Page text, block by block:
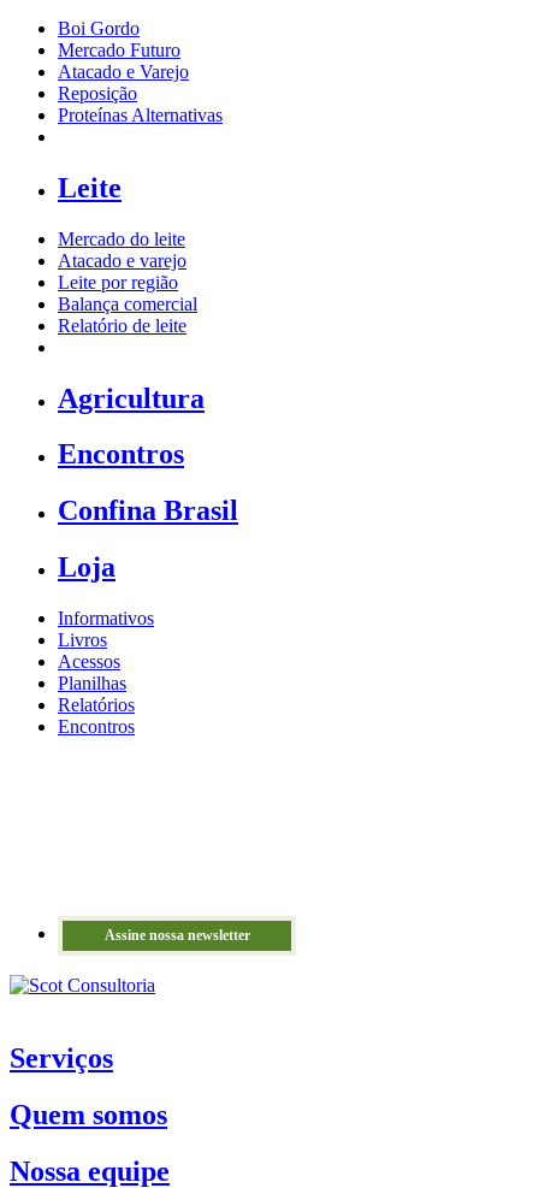
Boi Gordo
Mercado Futuro
Atacado e Varejo
Reposição
Proteínas Alternativas
Leite
Mercado do leite
Atacado e varejo
Leite por região
Balança comercial
Relatório de leite
Agricultura
Encontros
Confina Brasil
Loja
Informativos
Livros
Acessos
Planilhas
Relatórios
Encontros
Assine nossa newsletter
Serviços
Quem somos
Nossa equipe